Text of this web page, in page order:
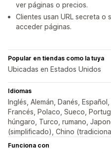
ver páginas o precios.
Clientes usan URL secreta o
acceder páginas.
Popular en tiendas como la tuya
Ubicadas en Estados Unidos
Idiomas
Inglés, Alemán, Danés,
Francés, Polaco, Sueco,
húngaro, Turco, rumano,
(simplificado), Chino
Funciona con